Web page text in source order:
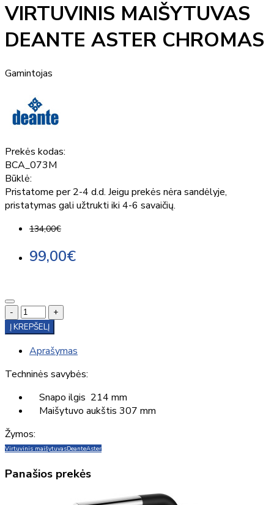
VIRTUVINIS MAIŠYTUVAS
DEANTE ASTER CHROMAS
Gamintojas
Prekės kodas:
BCA_073M
Būklė:
Pristatome per 2-4 d.d. Jeigu prekės nėra sandėlyje,
pristatymas gali užtrukti iki 4-6 savaičių.
134,00€
99,00€
-
+
Į KREPŠELĮ
Aprašymas
Techninės savybės:
Snapo ilgis 214 mm
Maišytuvo aukštis 307 mm
Žymos:
Virtuvinis maišytuvasDeanteAster
Panašios prekės